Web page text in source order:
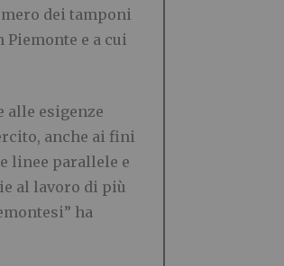
dei tamponi
e a cui
alle esigenze
anche ai fini
linee parallele e
al lavoro di più
ha